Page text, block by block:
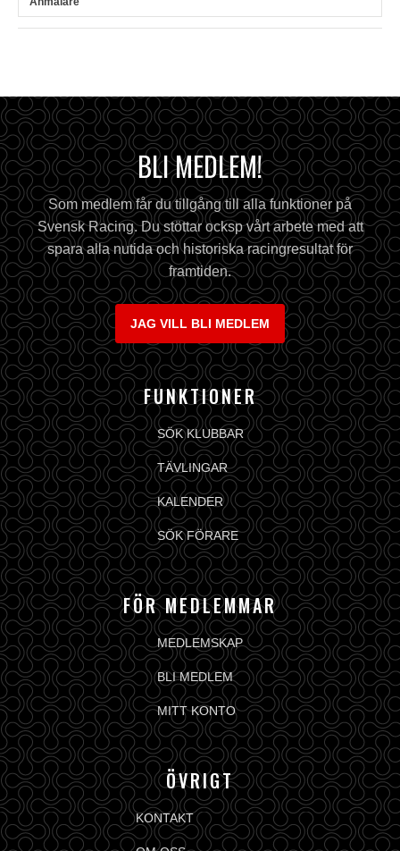
BLI MEDLEM!
Som medlem får du tillgång till alla funktioner på
Svensk Racing. Du stöttar ocksp vårt arbete med att
spara alla nutida och historiska racingresultat för
framtiden.
JAG VILL BLI MEDLEM
FUNKTIONER
SÖK KLUBBAR
TÄVLINGAR
KALENDER
SÖK FÖRARE
FÖR MEDLEMMAR
MEDLEMSKAP
BLI MEDLEM
MITT KONTO
ÖVRIGT
KONTAKT